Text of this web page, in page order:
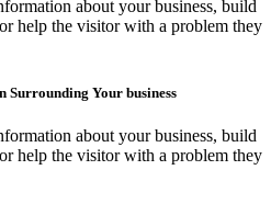
about your business, build
help the visitor with a problem they
Surrounding Your business
about your business, build
help the visitor with a problem they